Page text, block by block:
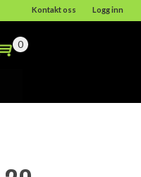
Kontakt oss Logg inn
0